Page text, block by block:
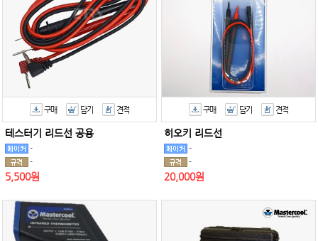
구매 담기 견적
테스터기 리드선 공용
-
-
5,500원
구매 담기 견적
히오키 리드선
-
-
20,000원